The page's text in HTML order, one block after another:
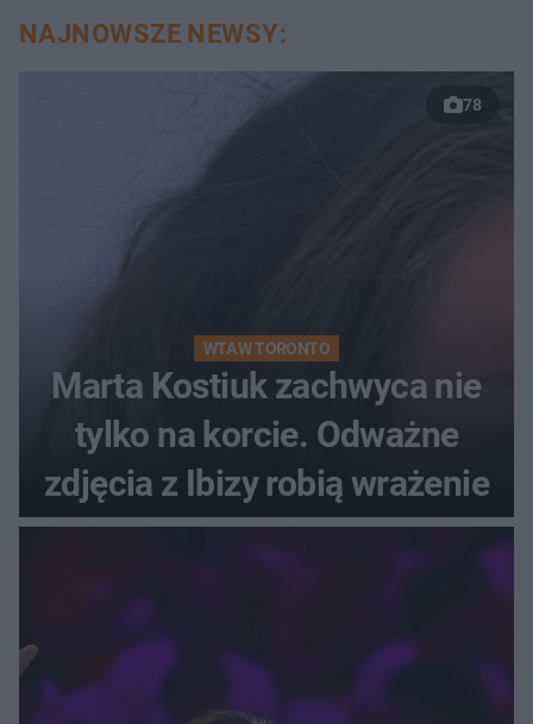
NAJNOWSZE NEWSY:
78
WTA W TORONTO
Marta Kostiuk zachwyca nie
tylko na korcie. Odważne
zdjęcia z Ibizy robią wrażenie